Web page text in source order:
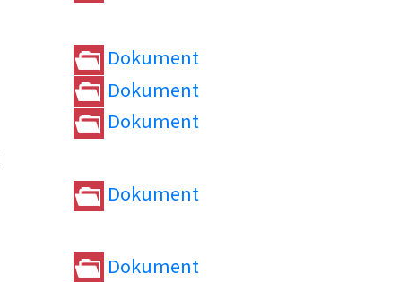
Dokument
Dokument
Dokument
Dokument
Dokument